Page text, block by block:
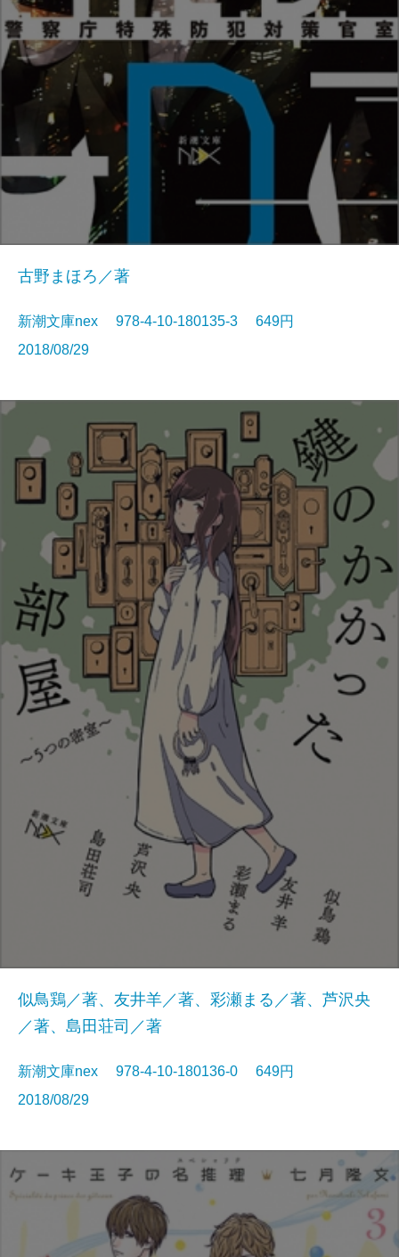
古野まほろ／著
新潮文庫nex 978-4-10-180135-3 649円
2018/08/29
似鳥鶏／著、友井羊／著、彩瀬まる／著、芦沢央
／著、島田荘司／著
新潮文庫nex 978-4-10-180136-0 649円
2018/08/29